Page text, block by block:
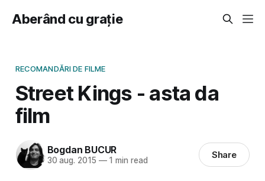
Aberând cu grație
RECOMANDĂRI DE FILME
Street Kings - asta da
film
Bogdan BUCUR
30 aug. 2015 —1 min read Share